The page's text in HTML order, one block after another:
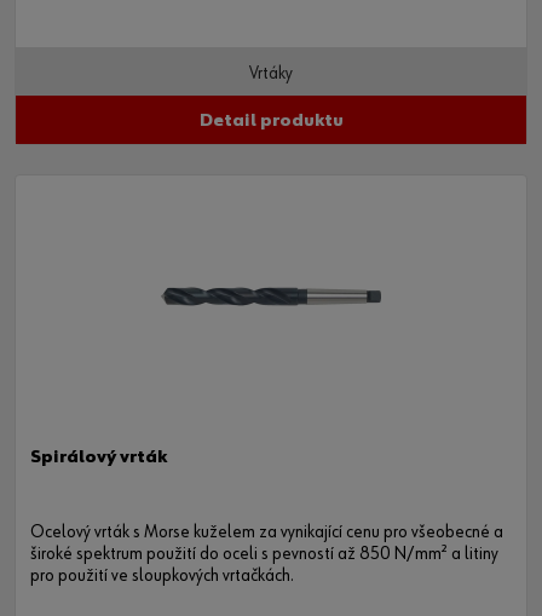
Vrtáky
Detail produktu
Spirálový vrták
Ocelový vrták s Morse kuželem za vynikající cenu pro všeobecné a
široké spektrum použití do oceli s pevností až 850 N/mm² a litiny
pro použití ve sloupkových vrtačkách.